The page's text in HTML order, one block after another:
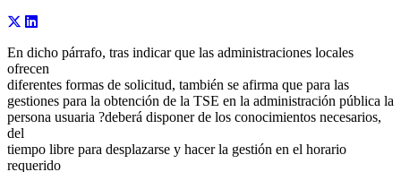
En dicho párrafo, tras indicar que las administraciones locales
ofrecen
diferentes formas de solicitud, también se afirma que para las
gestiones para la obtención de la TSE en la administración pública la
persona usuaria ?deberá disponer de los conocimientos necesarios,
del
tiempo libre para desplazarse y hacer la gestión en el horario
requerido